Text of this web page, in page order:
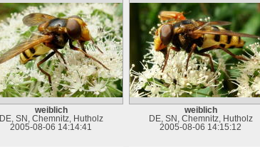
weiblich
DE, SN, Chemnitz, Hutholz
2005-08-06 14:14:41
weiblich
DE, SN, Chemnitz, Hutholz
2005-08-06 14:15:12